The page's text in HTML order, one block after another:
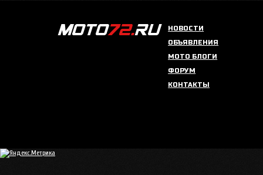
НОВОСТИ
ОБЪЯВЛЕНИЯ
МОТО БЛОГИ
ФОРУМ
КОНТАКТЫ